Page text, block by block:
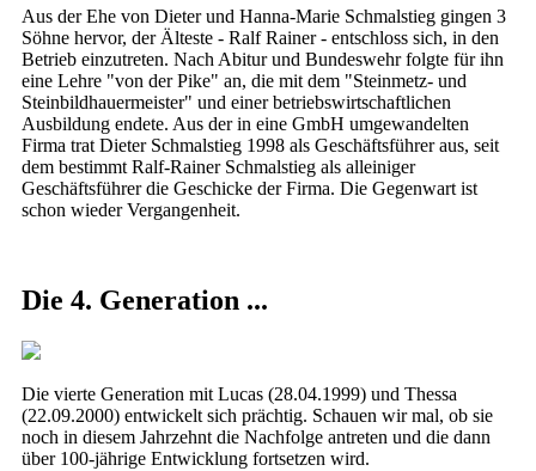
Aus der Ehe von Dieter und Hanna-Marie Schmalstieg gingen 3
Söhne hervor, der Älteste - Ralf Rainer - entschloss sich, in den
Betrieb einzutreten. Nach Abitur und Bundeswehr folgte für ihn
eine Lehre "von der Pike" an, die mit dem "Steinmetz- und
Steinbildhauermeister" und einer betriebswirtschaftlichen
Ausbildung endete. Aus der in eine GmbH umgewandelten
Firma trat Dieter Schmalstieg 1998 als Geschäftsführer aus, seit
dem bestimmt Ralf-Rainer Schmalstieg als alleiniger
Geschäftsführer die Geschicke der Firma. Die Gegenwart ist
schon wieder Vergangenheit.
Die 4. Generation ...
Die vierte Generation mit Lucas (28.04.1999) und Thessa
(22.09.2000) entwickelt sich prächtig. Schauen wir mal, ob sie
noch in diesem Jahrzehnt die Nachfolge antreten und die dann
über 100-jährige Entwicklung fortsetzen wird.